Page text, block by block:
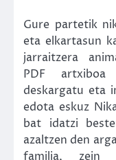
Gure partetik
eta elkartasun
jarraitzera
PDF
deskargatu eta
edota eskuz
bat idatzi
azaltzen den
familia, zein